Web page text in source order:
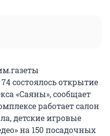
состоялось открытие
«Саяны», сообщает
работает салон
детские игровые
на 150 посадочных